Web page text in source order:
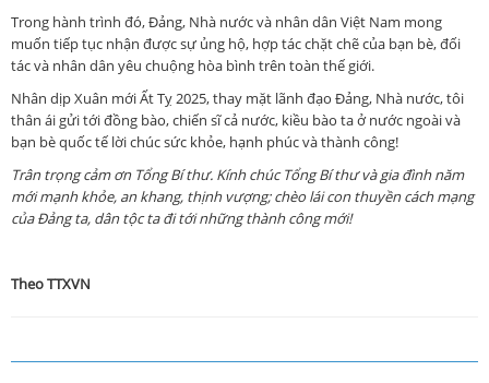
Trong hành trình đó, Đảng, Nhà nước và nhân dân Việt Nam mong
muốn tiếp tục nhận được sự ủng hộ, hợp tác chặt chẽ của bạn bè, đối
tác và nhân dân yêu chuộng hòa bình trên toàn thế giới.
Nhân dịp Xuân mới Ất Tỵ 2025, thay mặt lãnh đạo Đảng, Nhà nước, tôi
thân ái gửi tới đồng bào, chiến sĩ cả nước, kiều bào ta ở nước ngoài và
bạn bè quốc tế lời chúc sức khỏe, hạnh phúc và thành công!
Trân trọng cảm ơn Tổng Bí thư. Kính chúc Tổng Bí thư và gia đình năm
mới mạnh khỏe, an khang, thịnh vượng; chèo lái con thuyền cách mạng
của Đảng ta, dân tộc ta đi tới những thành công mới!
Theo TTXVN